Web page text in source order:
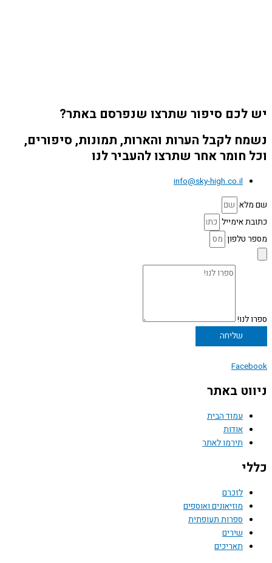
יש לכם סיפור שתרצו שנפרסם באתר?
נשמח לקבל הערות והארות, תמונות, סיפורים,
וכל חומר אחר שתרצו להעביר לנו
info@sky-high.co.il
שם מלא
כתובת אימייל
מספר טלפון
ספרו לנו!
שליחה
Facebook
ניווט באתר
עמוד הבית
אודות
תירמו לאתר
כללי
לזכרם
מוזיאונים ואוספים
ספרות תעופתית
שירים
תאריכים